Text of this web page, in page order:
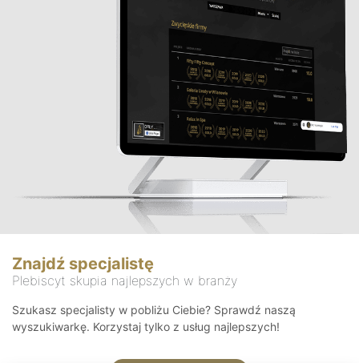
Znajdź specjalistę
Plebiscyt skupia najlepszych w branży
Szukasz specjalisty w pobliżu Ciebie? Sprawdź naszą
wyszukiwarkę. Korzystaj tylko z usług najlepszych!